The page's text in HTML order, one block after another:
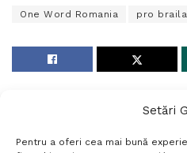
Setări
Pentru a oferi cea mai bună
One Word Romania pro braila